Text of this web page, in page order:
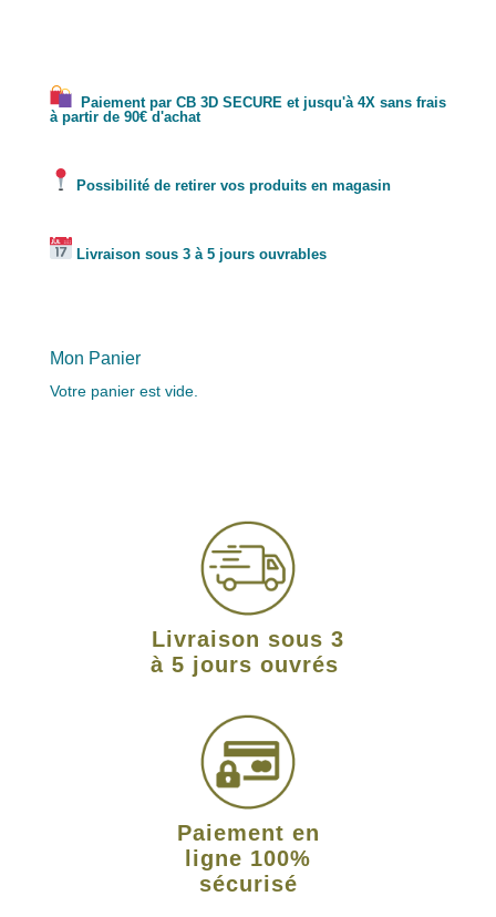
Paiement par CB 3D SECURE et jusqu'à 4X sans frais
à partir de 90€ d'achat
Possibilité de retirer vos produits en magasin
Livraison sous 3 à 5 jours ouvrables
Mon Panier
Votre panier est vide.
Livraison sous 3
à 5 jours ouvrés
Paiement en
ligne 100%
sécurisé